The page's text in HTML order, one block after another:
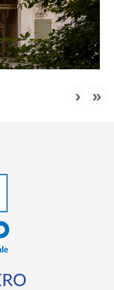
› »